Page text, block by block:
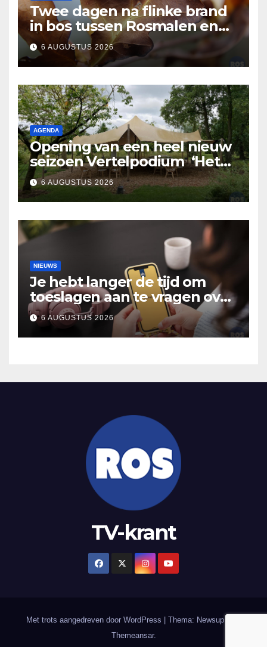
Twee dagen na flinke brand
in bos tussen Rosmalen en
Nuland
6 AUGUSTUS 2026
AGENDA
Opening van een heel nieuw
seizoen Vertelpodium ‘Het
Lopende Vuur’. Landelijke
verhalen in Bomentuin D’n
Hooidonk
6 AUGUSTUS 2026
NIEUWS
Je hebt langer de tijd om
toeslagen aan te vragen over
2025
6 AUGUSTUS 2026
TV-krant
Met trots aangedreven door WordPress
Thema: Newsup door
Themeansar.